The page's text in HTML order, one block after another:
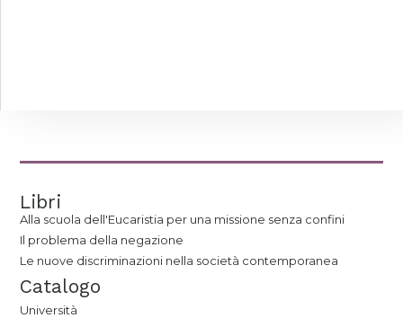
Libri
Alla scuola dell'Eucaristia per una missione senza confini
Il problema della negazione
Le nuove discriminazioni nella società contemporanea
Catalogo
Università